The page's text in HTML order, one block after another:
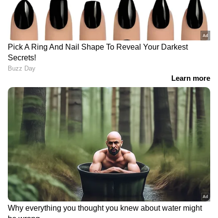
DOWNLOAD APP
ഇന്ത്യയിലെയും ലോകമെമ്പാടുമുള്ള എല്ലാ
India Newsഅറിയാൻ എപ്പോഴും ഏഷ്യാനെറ്റ്
ന്യൂസ് വാർത്തകൾ.
Malayalam News
തത്സമയ അപ്‌ഡേറ്റുകളും ആഴത്തിലുള്ള
വിശകലനവും സമഗ്രമായ റിപ്പോർട്ടിംഗും —
എല്ലാം ഒരൊറ്റ സ്ഥലത്ത്. ഏത് സമയത്തും,
എവിടെയും വിശ്വസനീയമായ വാർത്തകൾ
ലഭിക്കാൻAsianet News Malayalam